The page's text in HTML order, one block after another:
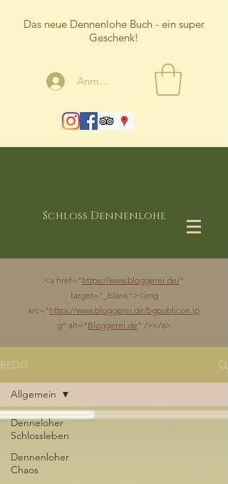
Das neue Dennenlohe Buch - ein super
Geschenk!
Anmelden
Schloss Dennenlohe
<a href="https://www.bloggerei.de/"
target="_blank"><img
src="https://www.bloggerei.de/bgpublicon.jp
g" alt="Bloggerei.de " /></a>
BLOG
Denneloher
Schlossleben
Dennenloher
Chaos
Allgemein